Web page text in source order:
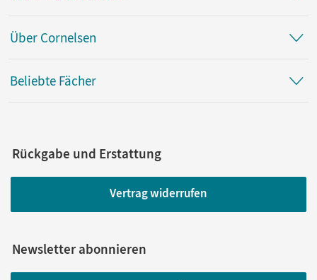
Über Cornelsen
Beliebte Fächer
Rückgabe und Erstattung
Vertrag widerrufen
Newsletter abonnieren